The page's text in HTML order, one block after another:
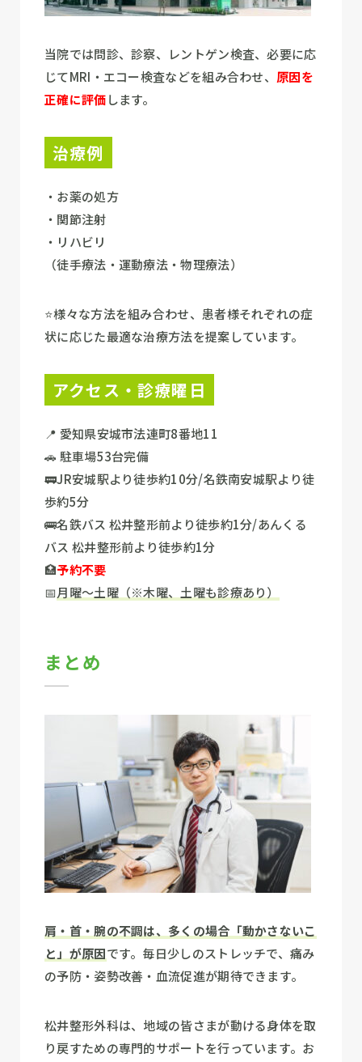
当院では問診、診察、レントゲン検査、必要に応
じてMRI・エコー検査などを組み合わせ、 原因を
正確に評価します。
治療例
・お薬の処方
・関節注射
・リハビリ
（徒手療法・運動療法・物理療法）
⭐様々な方法を組み合わせ、患者様それぞれの症
状に応じた最適な治療方法を提案しています。
アクセス・診療曜日
📍 愛知県安城市法連町8番地11
🚗 駐車場53台完備
🚃JR安城駅より徒歩約10分/名鉄南安城駅より徒
歩約5分
🚌名鉄バス 松井整形前より徒歩約1分/あんくる
バス 松井整形前より徒歩約1分
🏥予約不要
📅月曜～土曜（※木曜、土曜も診療あり）
まとめ
肩・首・腕の不調は、多くの場合「動かさないこ
と」が原因です。毎日少しのストレッチで、痛み
の予防・姿勢改善・血流促進が期待できます。
松井整形外科は、地域の皆さまが動ける身体を取
り戻すための専門的サポートを行っています。お